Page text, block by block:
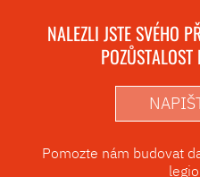
NALEZLI JSTE SVÉHO
Pomozte nám budovat